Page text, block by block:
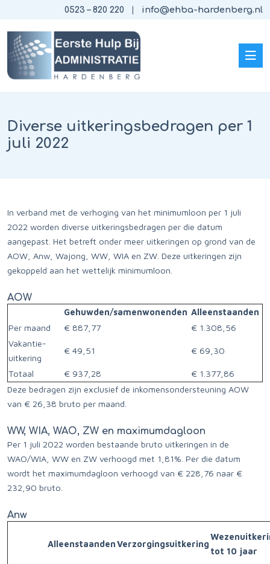
0523 – 820 220 info@ehba-hardenberg.nl
Diverse uitkeringsbedragen per 1
juli 2022
In verband met de verhoging van het minimumloon per 1 juli
2022 worden diverse uitkeringsbedragen per die datum
aangepast. Het betreft onder meer uitkeringen op grond van de
AOW, Anw, Wajong, WW, WIA en ZW. Deze uitkeringen zijn
gekoppeld aan het wettelijk minimumloon.
AOW
Gehuwden/samenwonenden Alleenstaanden
Per maand
€ 887,77
€ 1.308,56
Vakantie-
uitkering
€ 49,51 € 69,30
Totaal € 937,28
€ 1.377,86
Deze bedragen zijn exclusief de inkomensondersteuning AOW
van € 26,38 bruto per maand.
WW, WIA, WAO, ZW en maximumdagloon
Per 1 juli 2022 worden bestaande bruto uitkeringen in de
WAO/WIA, WW en ZW verhoogd met 1,81%. Per die datum
wordt het maximumdagloon verhoogd van € 228,76 naar €
232,90 bruto.
Anw
AlleenstaandenVerzorgingsuitkering
tot 10 jaar